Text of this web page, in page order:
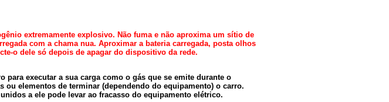
extremamente explosivo. Não fuma e não aproxima um sítio de
com a chama nua. Aproximar a bateria carregada, posta olhos
o dele só depois de apagar do dispositivo da rede.
para executar a sua carga como o gás que se emite durante o
elementos de terminar (dependendo do equipamento) o carro.
a ele pode levar ao fracasso do equipamento elétrico.